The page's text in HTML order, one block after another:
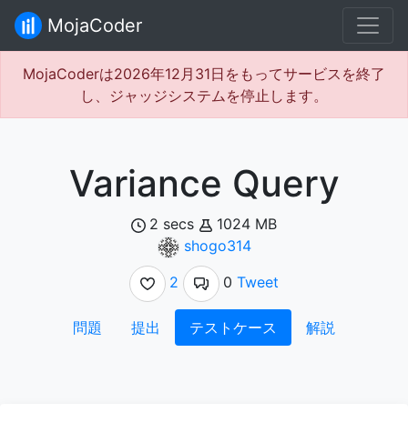
MojaCoder
MojaCoderは2026年12月31日をもってサービスを終了
し、ジャッジシステムを停止します。
Variance Query
2 secs
1024 MB
shogo314
2
0 Tweet
問題 提出 テストケース 解説